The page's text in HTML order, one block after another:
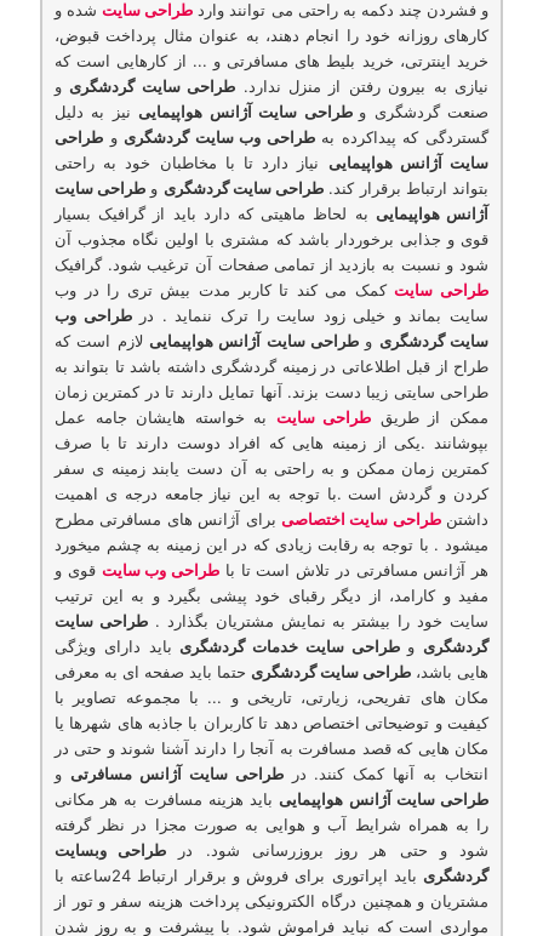
و فشردن چند دکمه به راحتی می توانند وارد طراحی سایتشده و
کارهای روزانه خود را انجام دهند، به عنوان مثال پرداخت قبوض،
خرید اینترتی، خرید بلیط های مسافرتی و ... از کارهایی است که
نیازی به بیرون رفتن از منزل ندارد. طراحی سایت گردشگری و
صنعت گردشگری و طراحی سایت آژانس هواپیمایی نیز به دلیل
گستردگی که پیداکرده بهطراحی وب سایت گردشگری و طراحی
سایت آژانس هواپیمایی نیاز دارد تا با مخاطبان خود به راحتی
بتواند ارتباط برقرار کند. طراحی سایت گردشگری و طراحی سایت
آژانس هواپیمایی به لحاظ ماهیتی که دارد باید از گرافیک بسیار
قوی و جذابی برخوردار باشد که مشتری با اولین نگاه مجذوب آن
شود و نسبت به بازدید از تمامی صفحات آن ترغیب شود. گرافیک
طراحی سایتکمک می کند تا کاربر مدت بیش تری را در وب
سایت بماند و خیلی زود سایت را ترک ننماید . درطراحی وب
سایت گردشگری و طراحی سایت آژانس هواپیمایی لازم است که
طراح از قبل اطلاعاتی در زمینه گردشگری داشته باشد تا بتواند به
طراحی سایتی زیبا دست بزند. آنها تمایل دارند تا در کمترین زمان
ممکن از طریق طراحی سایت به خواسته هایشان جامه عمل
بپوشانند .یکی از زمینه هایی که افراد دوست دارند تا با صرف
کمترین زمان ممکن و به راحتی به آن دست یابند زمینه ی سفر
کردن و گردش است .با توجه به این نیاز جامعه درجه ی اهمیت
داشتنطراحی سایت اختصاصی برای آژانس های مسافرتی مطرح
میشود . با توجه به رقابت زیادی که در این زمینه به چشم میخورد
هر آژانس مسافرتی در تلاش است تا با طراحی وب سایت قوی و
مفید و كارامد، از دیگر رقبای خود پیشی بگیرد و به این ترتیب
سایت خود را بیشتر به نمایش مشتریان بگذارد .طراحی سایت
گردشگری وطراحی سایت خدمات گردشگری باید دارای ویژگی
هایی باشد، طراحی سایت گردشگری حتما باید صفحه ای به معرفی
مکان های تفریحی، زیارتی، تاریخی و ... با مجموعه تصاویر با
کیفیت و توضیحاتی اختصاص دهد تا کاربران با جاذبه های شهرها یا
مکان هایی که قصد مسافرت به آنجا را دارند آشنا شوند و حتی در
انتخاب به آنها کمک کنند. درطراحی سایت آژانس مسافرتی و
طراحی سایت آژانس هواپیمایی باید هزینه مسافرت به هر مکانی
را به همراه شرایط آب و هوایی به صورت مجزا در نظر گرفته
شود و حتی هر روز بروزرسانی شود. در طراحی وبسایت
گردشگری
باید اپراتوری برای فروش و برقرار ارتباط 24ساعته با
مشتریان و همچنین درگاه الکترونیکی پرداخت هزینه سفر و تور از
مواردی است که نباید فراموش شود. با پیشرفت و به روز شدن